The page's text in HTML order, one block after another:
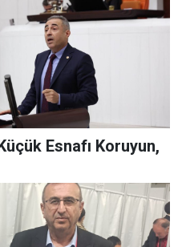
Esnafı Koruyun,